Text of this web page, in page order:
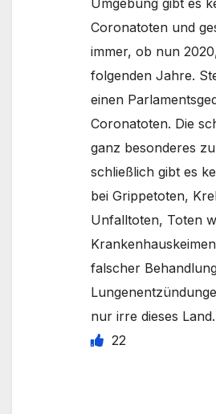
Umgebung gibt es
Coronatoten und
immer, ob nun
folgenden Jahre.
einen
Coronatoten. Die
ganz besonderes
schließlich gibt es
bei Grippetoten,
Unfalltoten, Toten
falscher
nur irre dieses Land.
22